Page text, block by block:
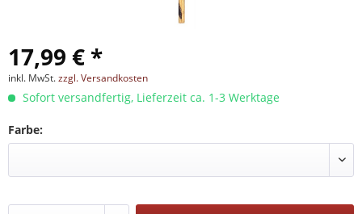
17,99 € *
inkl. MwSt.zzgl. Versandkosten
Sofort versandfertig, Lieferzeit ca. 1-3 Werktage
Farbe: